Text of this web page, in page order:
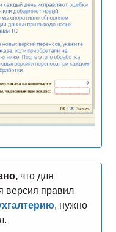
что для
версия правил
, нужно